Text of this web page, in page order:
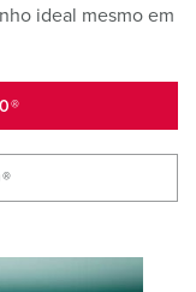
ideal mesmo em